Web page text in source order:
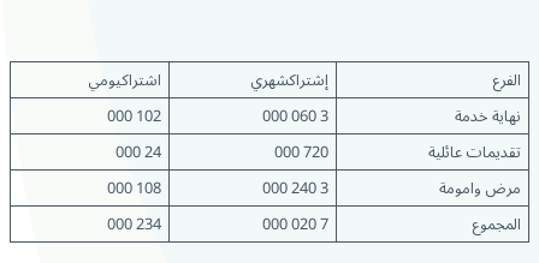
الفرع إشتراكشهري
اشتراكيومي
نهاية خدمة
3 060 000
102 000
تقديمات عائلية
720 000
24 000
مرض وامومة
3 240 000
108 000
المجموع
7 020 000
234 000